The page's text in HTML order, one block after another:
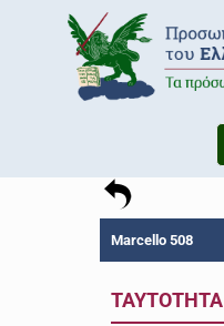
Marcello 508
ΤΑΥΤΟΤΗΤΑ